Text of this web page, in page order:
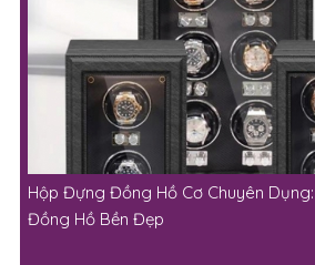
Hộp Đựng Đồng Hồ Cơ Chuyên
Đồng Hồ Bền Đẹp